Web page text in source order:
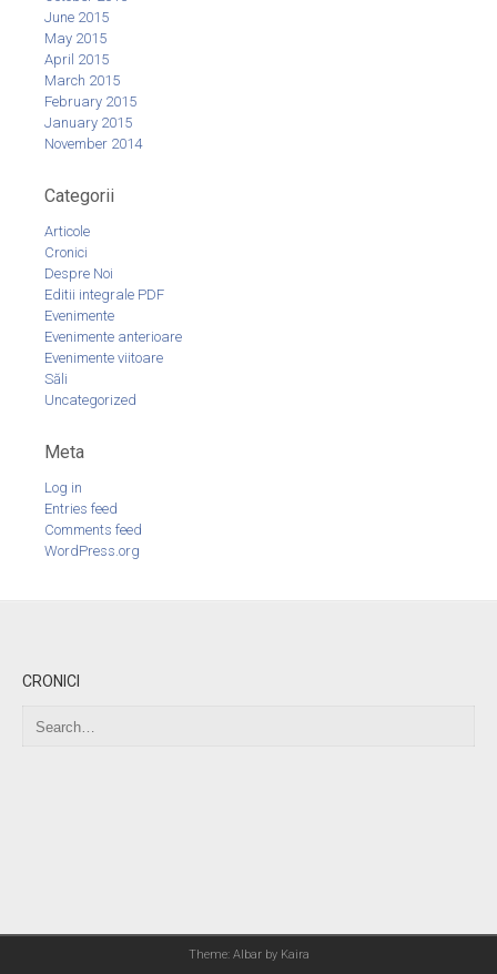
June 2015
May 2015
April 2015
March 2015
February 2015
January 2015
November 2014
Categorii
Articole
Cronici
Despre Noi
Editii integrale PDF
Evenimente
Evenimente anterioare
Evenimente viitoare
Săli
Uncategorized
Meta
Log in
Entries feed
Comments feed
WordPress.org
CRONICI
Theme: Albar by Kaira